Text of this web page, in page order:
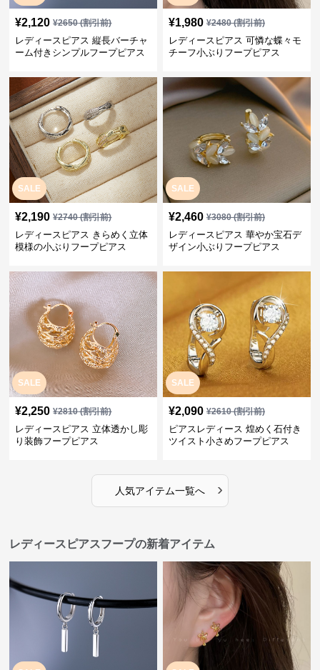
¥2,120 ¥2650(割引前)
レディースピアス 縦長バーチャ
ーム付きシンプルフープピアス
¥1,980 ¥2480(割引前)
レディースピアス 可憐な蝶々モ
チーフ小ぶりフープピアス
SALE
¥2,190 ¥2740(割引前)
レディースピアス きらめく立体
模様の小ぶりフープピアス
SALE
¥2,460 ¥3080(割引前)
レディースピアス 華やか宝石デ
ザイン小ぶりフープピアス
SALE
¥2,250 ¥2810(割引前)
レディースピアス 立体透かし彫
り装飾フープピアス
SALE
¥2,090 ¥2610(割引前)
ピアスレディース 煌めく石付き
ツイスト小さめフープピアス
人気アイテム一覧へ ›
レディースピアスフープの新着アイテム